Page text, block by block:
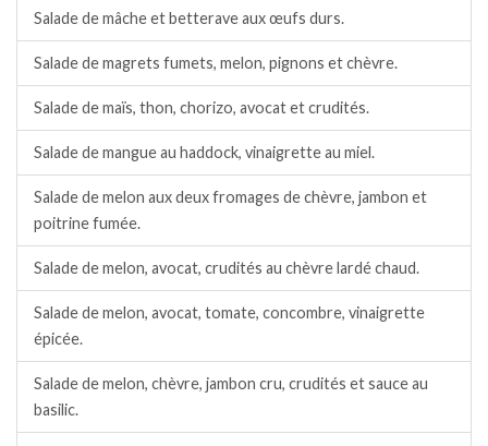
Salade de mâche et betterave aux œufs durs.
Salade de magrets fumets, melon, pignons et chèvre.
Salade de maïs, thon, chorizo, avocat et crudités.
Salade de mangue au haddock, vinaigrette au miel.
Salade de melon aux deux fromages de chèvre, jambon et
poitrine fumée.
Salade de melon, avocat, crudités au chèvre lardé chaud.
Salade de melon, avocat, tomate, concombre, vinaigrette
épicée.
Salade de melon, chèvre, jambon cru, crudités et sauce au
basilic.